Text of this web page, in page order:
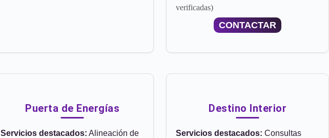
verificadas)
CONTACTAR
Puerta de Energías
Servicios destacados: Alineación de
Destino Interior
Servicios destacados: Consultas